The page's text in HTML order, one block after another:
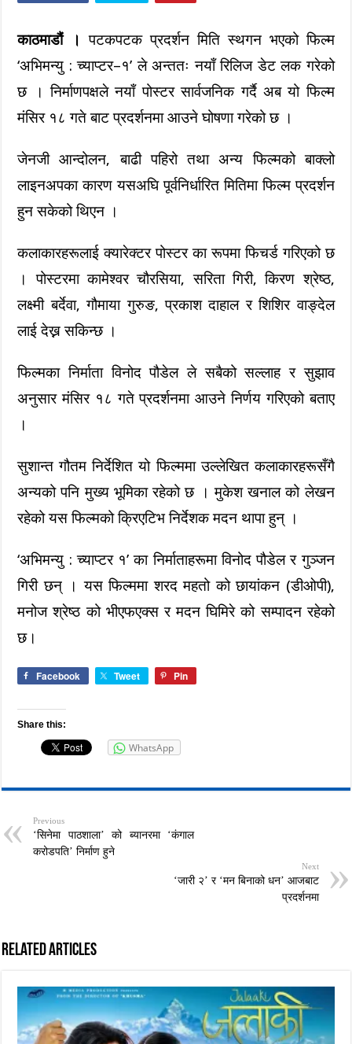
काठमाडौं ।पटकपटक प्रदर्शन मिति स्थगन भएको फिल्म
‘अभिमन्यु : च्याप्टर–१’ ले अन्ततः नयाँ रिलिज डेट लक गरेको
छ । निर्माणपक्षले नयाँ पोस्टर सार्वजनिक गर्दै अब यो फिल्म
मंसिर १८ गते बाट प्रदर्शनमा आउने घोषणा गरेको छ ।
जेनजी आन्दोलन, बाढी पहिरो तथा अन्य फिल्मको बाक्लो
लाइनअपका कारण यसअघि पूर्वनिर्धारित मितिमा फिल्म प्रदर्शन
हुन सकेको थिएन ।
कलाकारहरूलाई क्यारेक्टर पोस्टर का रूपमा फिचर्ड गरिएको छ
। पोस्टरमा कामेश्वर चौरसिया, सरिता गिरी, किरण श्रेष्ठ,
लक्ष्मी बर्देवा, गौमाया गुरुङ, प्रकाश दाहाल र शिशिर वाङ्देल
लाई देख्न सकिन्छ ।
फिल्मका निर्माता विनोद पौडेल ले सबैको सल्लाह र सुझाव
अनुसार मंसिर १८ गते प्रदर्शनमा आउने निर्णय गरिएको बताए
।
सुशान्त गौतम निर्देशित यो फिल्ममा उल्लेखित कलाकारहरूसँगै
अन्यको पनि मुख्य भूमिका रहेको छ । मुकेश खनाल को लेखन
रहेको यस फिल्मको क्रिएटिभ निर्देशक मदन थापा हुन् ।
‘अभिमन्यु : च्याप्टर १’ का निर्माताहरूमा विनोद पौडेल र गुञ्जन
गिरी छन् । यस फिल्ममा शरद महतो को छायांकन (डीओपी),
मनोज श्रेष्ठ को भीएफएक्स र मदन घिमिरे को सम्पादन रहेको
छ।
Facebook Tweet Pin
Share this:
WhatsApp
Previous
‘सिनेमा पाठशाला’ को ब्यानरमा ‘कंगाल
करोडपति’ निर्माण हुने
Next
‘जारी २’ र ‘मन बिनाको धन’ आजबाट
प्रदर्शनमा
Related Articles